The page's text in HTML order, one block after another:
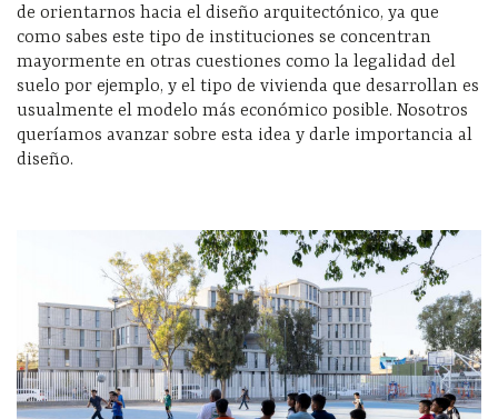
de orientarnos hacia el diseño arquitectónico, ya que
como sabes este tipo de instituciones se concentran
mayormente en otras cuestiones como la legalidad del
suelo por ejemplo, y el tipo de vivienda que desarrollan es
usualmente el modelo más económico posible. Nosotros
queríamos avanzar sobre esta idea y darle importancia al
diseño.